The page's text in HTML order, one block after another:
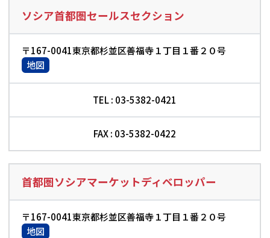
ソシア首都圏セールスセクション
〒167-0041東京都杉並区善福寺１丁目１番２０号
地図
TEL : 03-5382-0421
FAX : 03-5382-0422
首都圏ソシアマーケットディベロッパー
〒167-0041東京都杉並区善福寺１丁目１番２０号
地図